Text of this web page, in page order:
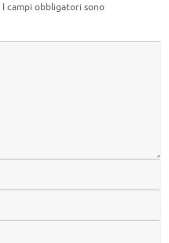
I campi obbligatori sono